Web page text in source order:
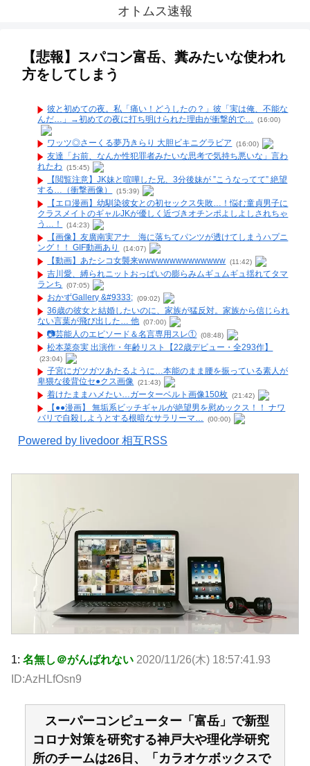
オトムス速報
【悲報】スパコン富岳、糞みたいな使われ
方をしてしまう
彼と初めての夜。私「痛い！どうしたの？」彼「実は俺、不能な
んだ…」→初めての夜に打ち明けられた理由が衝撃的で…
(16:00)
ワッツ◎さーくる夢乃きらり 大胆ビキニグラビア (16:00)
友達「お前、なんか性犯罪者みたいな思考で気持ち悪いな」言わ
れたわ (15:45)
【閲覧注意】JK妹と喧嘩した兄、3分後妹が ”こうなってて” 絶望
する…（衝撃画像）
(15:39)
【エロ漫画】幼馴染彼女との初セックス失敗…！悩む童貞男子に
クラスメイトのギャルJKが優しく近づきオチンポよしよしされちゃ
う…！
(14:23)
【画像】友廣南実アナ 海に落ちてパンツが透けてしまうハプニ
ング！！ GIF動画あり
(14:07)
【動画】あたシコ女襲来wwwwwwwwwwwwww (11:42)
吉川愛、縛られニットおっぱいの膨らみムギュムギュ揺れてタマ
ランち
(07:05)
おかずGallery &#9333; (09:02)
36歳の彼女と結婚したいのに、家族が猛反対。家族から信じられ
ない言葉が飛び出した… 他 (07:00)
📷️芸能人のエピソード＆名言専用スレ① (08:48)
松本菜奈実 出演作・年齢リスト【22歳デビュー・全293作】
(23:04)
子宮にガツガツあたるように…本能のまま腰を振っている素人が
卑猥な後背位セ●クス画像 (21:43)
着けたままハメたい…ガーターベルト画像150枚 (21:42)
【●●漫画】 無垢系ビッチギャルが絶望男を慰めックス！！ ナワ
バリで自殺しようとする根暗なサラリーマ…
(00:00)
Powered by livedoor 相互RSS
1: 名無し＠がんばれない 2020/11/26(木) 18:57:41.93
ID:AzHLfOsn9
スーパーコンピューター「富岳」で新型
コロナ対策を研究する神戸大や理化学研究
所のチームは26日、「カラオケボックスで